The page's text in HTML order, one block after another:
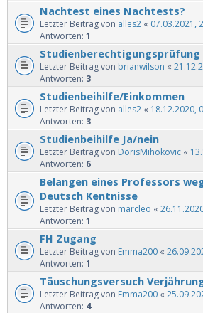
Nachtest eines Nachtests?
Letzter Beitrag von alles2 « 07.03.2021,
Antworten: 1
Studienberechtigungsprüfung
Letzter Beitrag von brianwilson «
Antworten: 3
Studienbeihilfe/Einkommen
Letzter Beitrag von alles2 « 18.12.2020,
Antworten: 3
Studienbeihilfe Ja/nein
Letzter Beitrag von DorisMihokovic «
Antworten: 6
Belangen eines Professors
Deutsch Kentnisse
Letzter Beitrag von marcleo «
Antworten: 1
FH Zugang
Letzter Beitrag von Emma200 «
Antworten: 1
Täuschungsversuch
Letzter Beitrag von Emma200 «
Antworten: 4